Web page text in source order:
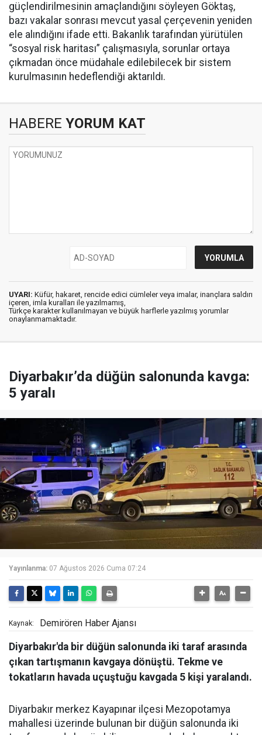
güçlendirilmesinin amaçlandığını söyleyen Göktaş,
bazı vakalar sonrası mevcut yasal çerçevenin yeniden
ele alındığını ifade etti. Bakanlık tarafından yürütülen
“sosyal risk haritası” çalışmasıyla, sorunlar ortaya
çıkmadan önce müdahale edilebilecek bir sistem
kurulmasının hedeflendiği aktarıldı.
HABERE YORUM KAT
UYARI: Küfür, hakaret, rencide edici cümleler veya imalar, inançlara saldırı
içeren, imla kuralları ile yazılmamış,
Türkçe karakter kullanılmayan ve büyük harflerle yazılmış yorumlar
onaylanmamaktadır.
Diyarbakır’da düğün salonunda kavga:
5 yaralı
Yayınlanma: 07 Ağustos 2026 Cuma 07:24
Kaynak: Demirören Haber Ajansı
Diyarbakır'da bir düğün salonunda iki taraf arasında
çıkan tartışmanın kavgaya dönüştü. Tekme ve
tokatların havada uçuştuğu kavgada 5 kişi yaralandı.
Diyarbakır merkez Kayapınar ilçesi Mezopotamya
mahallesi üzerinde bulunan bir düğün salonunda iki